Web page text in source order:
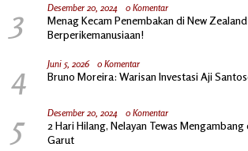
3 Desember 20, 2024 0 Komentar
Menag Kecam Penembakan di New
Berperikemanusiaan!
4 Juni 5, 2026 0 Komentar
Bruno Moreira: Warisan Investasi Aji
5 Desember 20, 2024 0 Komentar
2 Hari Hilang, Nelayan Tewas
Garut